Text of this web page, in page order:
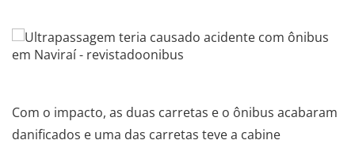
Com o impacto, as duas carretas e o ônibus acabaram
danificados e uma das carretas teve a cabine